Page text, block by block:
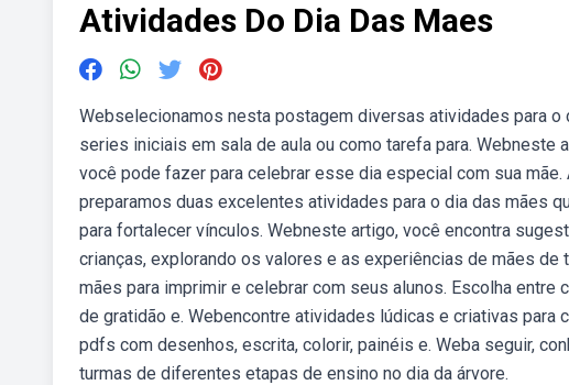
Atividades Do Dia Das Maes
Webselecionamos nesta postagem diversas atividades para
series iniciais em sala de aula ou como tarefa para.
você pode fazer para celebrar esse dia especial com sua
preparamos duas excelentes atividades para o dia das mães
para fortalecer vínculos. Webneste artigo, você encontra
crianças, explorando os valores e as experiências de mães
mães para imprimir e celebrar com seus alunos. Escolha
de gratidão e. Webencontre atividades lúdicas e criativas para
pdfs com desenhos, escrita, colorir, painéis e. Weba seguir,
turmas de diferentes etapas de ensino no dia da árvore.